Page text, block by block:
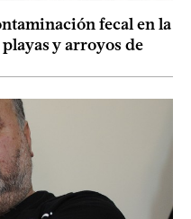
fecal en la
y arroyos de